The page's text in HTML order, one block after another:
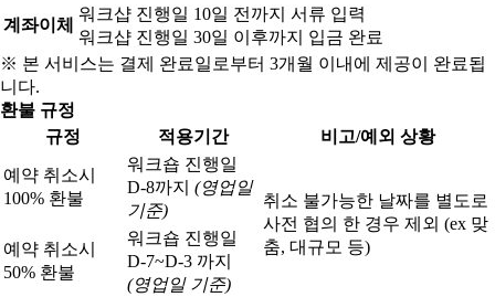
계좌이체
워크샵 진행일 10일 전까지 서류 입력
워크샵 진행일 30일 이후까지 입금 완료
※ 본 서비스는 결제 완료일로부터 3개월 이내에 제공이 완료됩
니다.
환불 규정
규정
적용기간 비고/예외 상황
예약 취소시
100% 환불
워크숍 진행일
D-8까지 (영업일
기준)
취소 불가능한 날짜를 별도로
사전 협의 한 경우 제외 (ex 맞
춤, 대규모 등)
예약 취소시
50% 환불
워크숍 진행일
D-7~D-3 까지
(영업일 기준)